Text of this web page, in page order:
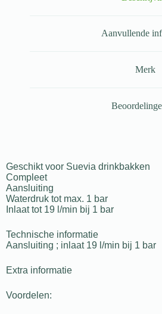
Aanvullende
Merk
Geschikt voor Suevia drinkbakken
Compleet
Aansluiting
Waterdruk tot max. 1 bar
Inlaat tot 19 l/min bij 1 bar
Technische informatie
Aansluiting ; inlaat 19 l/min bij 1 bar
Extra informatie
Voordelen: